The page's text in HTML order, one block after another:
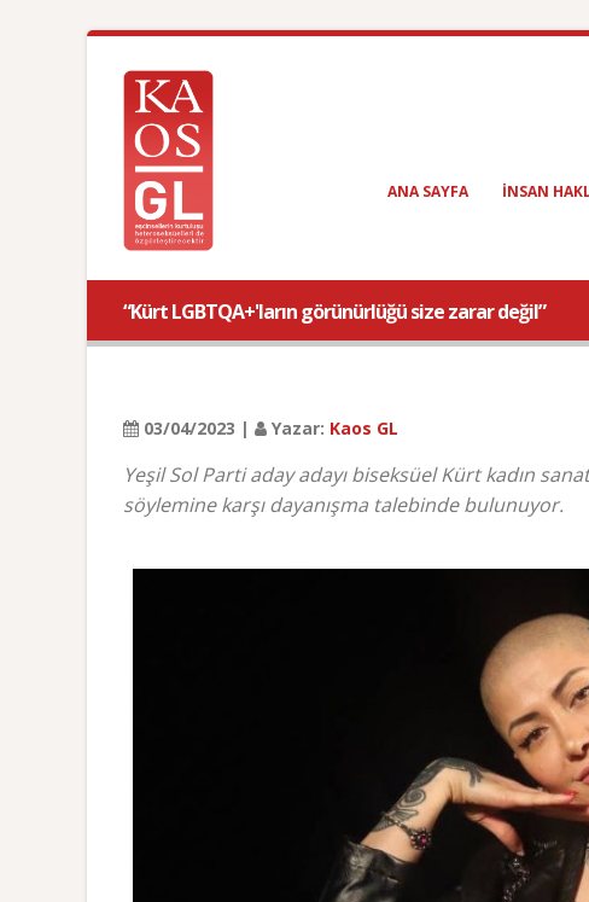
ANA SAYFA INSAN
“Kürt LGBTQA+'ların görünürlüğü size zarar değil”
03/04/2023 | Yazar: Kaos GL
Yeşil Sol Parti aday adayı biseksüel Kürt kadın
söylemine karşı dayanışma talebinde bulunuyor.